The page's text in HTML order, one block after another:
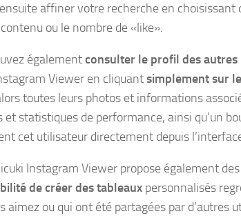
affiner votre recherche en choisissant
ou le nombre de «like».
égalementconsulter le profil des
Viewer en cliquantsimplement sur
toutes leurs photos et informations
et statistiques de performance, ainsi qu’un
cet utilisateur directement depuis
Instagram Viewer propose également
de créer des tableaux personnalisés
aimez ou qui ont été partagées par d’autres